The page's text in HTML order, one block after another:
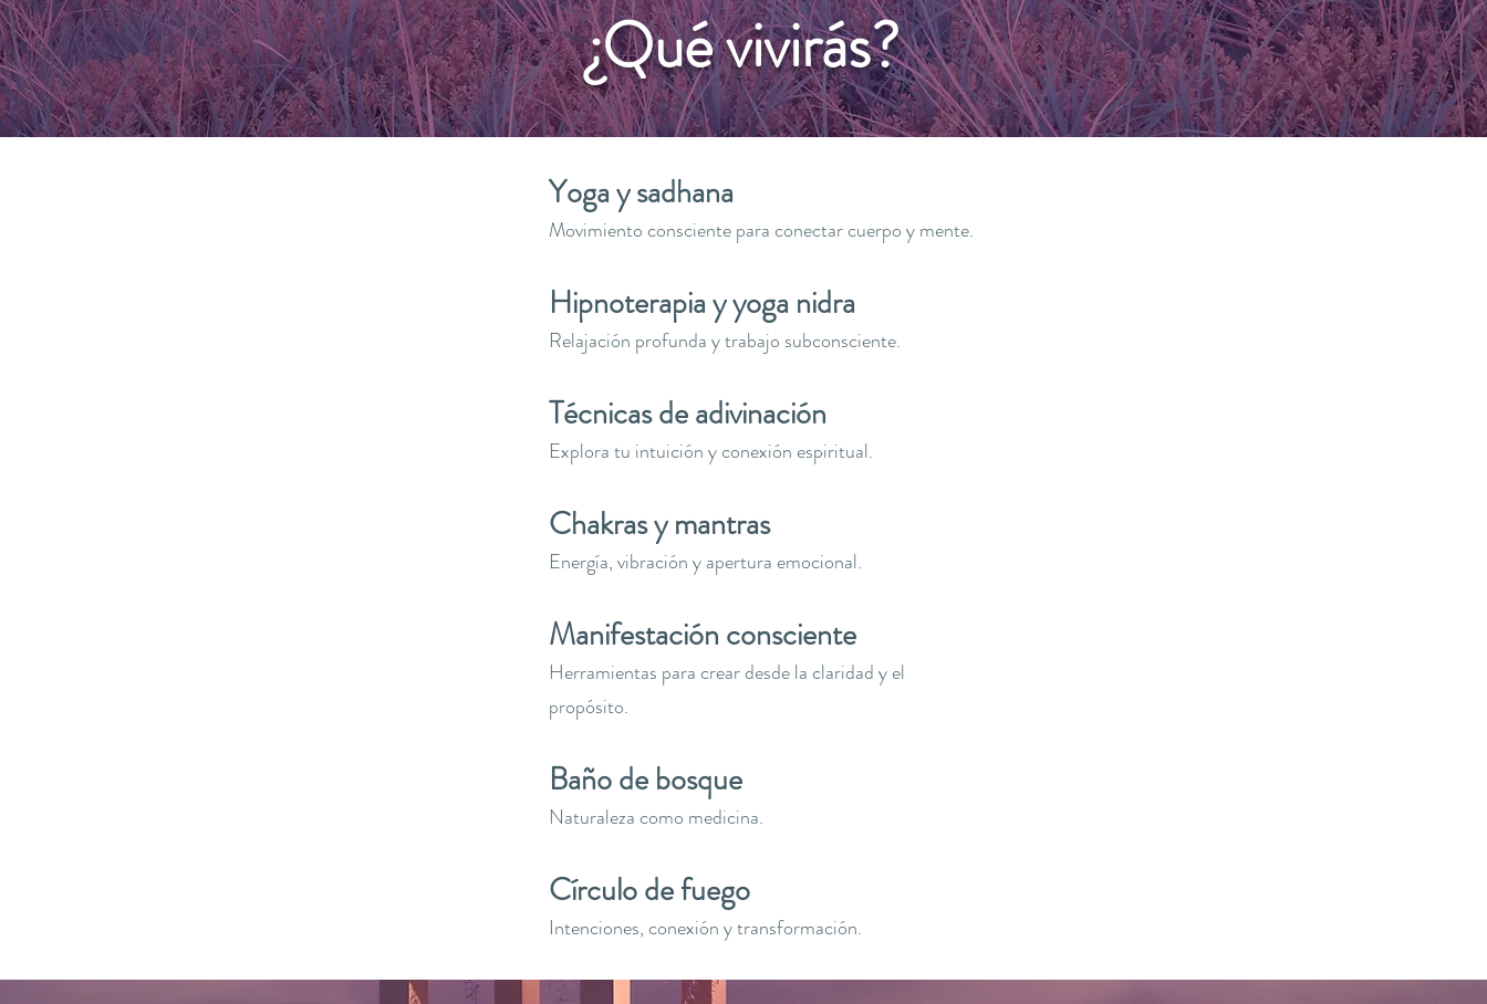
¿Qué vivirás?
Yoga y sadhana
Movimiento consciente para conectar cuerpo y mente.
Hipnoterapia y yoga nidra
Relajación profunda y trabajo subconsciente.
Técnicas de adivinación
Explora tu intuición y conexión espiritual.
Chakras y mantras
Energía, vibración y apertura emocional.
Manifestación consciente
Herramientas para crear desde la claridad y el
propósito.
Baño de bosque
Naturaleza como medicina.
Círculo de fuego
Intenciones, conexión y transformación.